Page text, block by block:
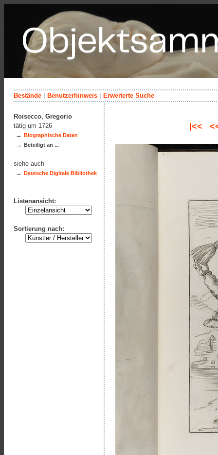
Bestände Benutzerhinweis Erweiterte Suche
|<<
Roisecco, Gregorio
tätig um 1726
→ Biographische Daten
→ Beteiligt an ...
siehe auch
→ Deutsche Digitale Bibliothek
Listenansicht:
Sortierung nach: